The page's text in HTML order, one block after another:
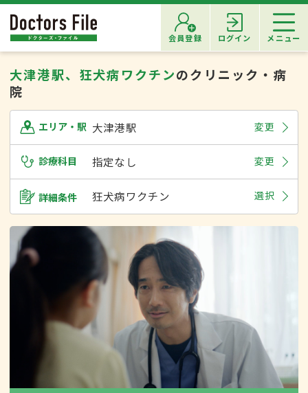
会員登録 ログイン メニュー
大津港駅、狂犬病ワクチンのクリニック・病
院
エリア・駅 大津港駅 変更
診療科目 指定なし 変更
詳細条件 狂犬病ワクチン 選択